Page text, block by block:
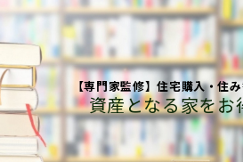
【専門家監修】住宅購入・住
資産となる家をお